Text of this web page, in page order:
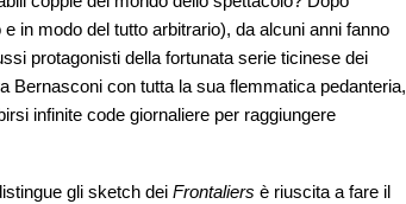
in modo del tutto arbitrario), da alcuni anni fanno
protagonisti della fortunata serie ticinese dei
Bernasconi con tutta la sua flemmatica pedanteria,
infinite code giornaliere per raggiungere
gli sketch dei Frontaliers è riuscita a fare il